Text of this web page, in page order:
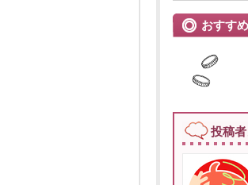
おすす
投稿者